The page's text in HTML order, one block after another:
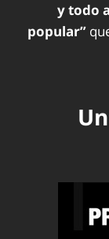
y todo
popular”